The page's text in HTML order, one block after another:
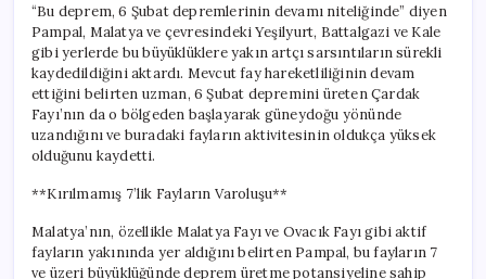
“Bu deprem, 6 Şubat depremlerinin devamı niteliğinde” diyen
Pampal, Malatya ve çevresindeki Yeşilyurt, Battalgazi ve Kale
gibi yerlerde bu büyüklüklere yakın artçı sarsıntıların sürekli
kaydedildiğini aktardı. Mevcut fay hareketliliğinin devam
ettiğini belirten uzman, 6 Şubat depremini üreten Çardak
Fayı’nın da o bölgeden başlayarak güneydoğu yönünde
uzandığını ve buradaki fayların aktivitesinin oldukça yüksek
olduğunu kaydetti.
**Kırılmamış 7’lik Fayların Varoluşu**
Malatya’nın, özellikle Malatya Fayı ve Ovacık Fayı gibi aktif
fayların yakınında yer aldığını belirten Pampal, bu fayların 7
ve üzeri büyüklüğünde deprem üretme potansiyeline sahip